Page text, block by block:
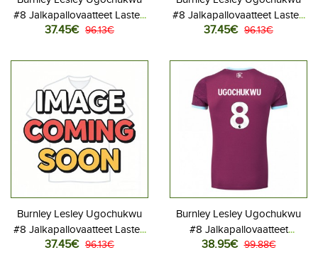
#8 Jalkapallovaatteet Lasten
Kotipeliasu 2025-26
housut)
37.45€ 96.13€
#8 Jalkapallovaatteet Lasten
Vieraspeliasu 2025-26
housut)
37.45€ 96.13€
Burnley Lesley Ugochukwu
#8 Jalkapallovaatteet Lasten
Kolmas peliasu 2025-26
37.45€ 96.13€
Burnley Lesley Ugochukwu
#8 Jalkapallovaatteet
Kotipaita 2025-26
38.95€ 99.88€